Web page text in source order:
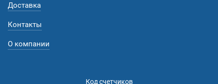
Доставка
Контакты
О компании
Код счетчиков